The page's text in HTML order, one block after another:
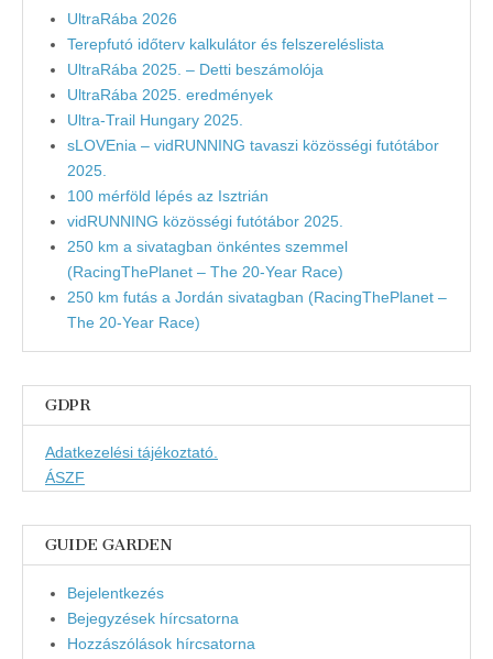
UltraRába 2026
Terepfutó időterv kalkulátor és felszereléslista
UltraRába 2025. – Detti beszámolója
UltraRába 2025. eredmények
Ultra-Trail Hungary 2025.
sLOVEnia – vidRUNNING tavaszi közösségi futótábor
2025.
100 mérföld lépés az Isztrián
vidRUNNING közösségi futótábor 2025.
250 km a sivatagban önkéntes szemmel
(RacingThePlanet – The 20-Year Race)
250 km futás a Jordán sivatagban (RacingThePlanet –
The 20-Year Race)
GDPR
Adatkezelési tájékoztató.
ÁSZF
GUIDE GARDEN
Bejelentkezés
Bejegyzések hírcsatorna
Hozzászólások hírcsatorna